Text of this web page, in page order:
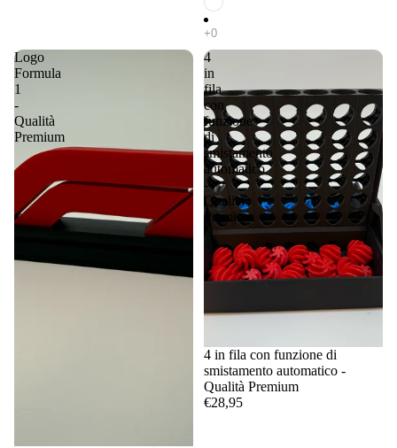
Logo
Formula
1
-
Qualità
Premium
4
in
fila
con
funzione
di
smistamento
automatico
-
Qualità
Premium
4 in fila con funzione di
smistamento automatico -
Qualità Premium
€28,95